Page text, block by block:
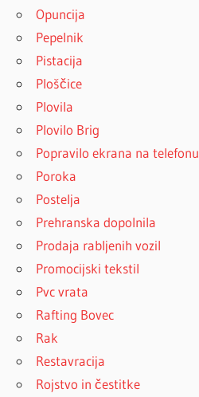
Opuncija
Pepelnik
Pistacija
Ploščice
Plovila
Plovilo Brig
Popravilo ekrana na telefonu
Poroka
Postelja
Prehranska dopolnila
Prodaja rabljenih vozil
Promocijski tekstil
Pvc vrata
Rafting Bovec
Rak
Restavracija
Rojstvo in čestitke